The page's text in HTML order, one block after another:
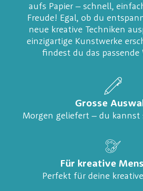
aufs Papier – schnell,
Freude! Egal, ob du
neue kreative Techniken
einzigartige Kunstwerke
findest du das passende
Grosse
Morgen geliefert – du kannst
Für kreative
Perfekt für deine